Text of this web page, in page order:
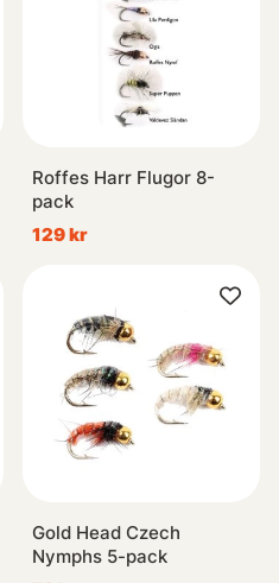
Roffes Harr Flugor 8-
pack
129 kr
Gold Head Czech
Nymphs 5-pack